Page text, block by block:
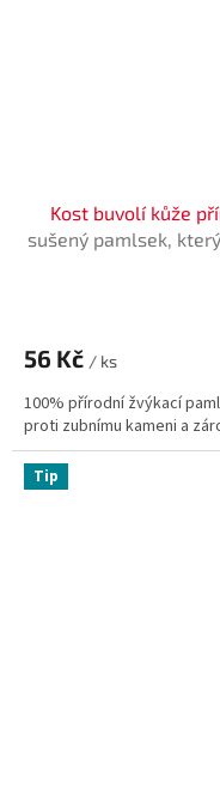
Kost buvolí kůže
sušený pamlsek,
56 Kč / ks
100% přírodní žvýkací
proti zubnímu kameni a
Tip